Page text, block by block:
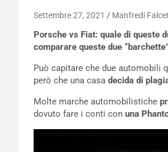
Settembre 27, 2021 Manfredi
Porsche vs Fiat: quale di queste
comparare queste due
Può capitare che due automobili
però che una casa decida di
Molte marche automobilistiche
dovuto fare i conti con una